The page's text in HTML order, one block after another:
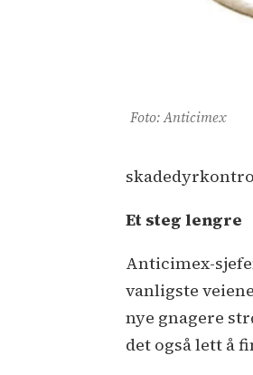
Foto: Anticimex
Et steg lengre
Anticimex-
vanligste
nye gnagere
det også lett å